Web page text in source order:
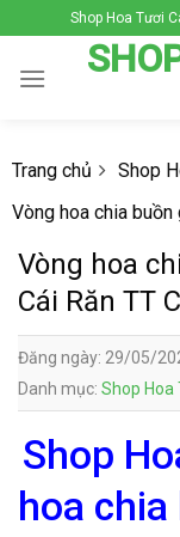
to
content
Shop Hoa Tươi
Trang chủ
Shop
Vòng hoa chia buồn
Vòng hoa
Cái Răn TT
Đăng ngày: 29/05/
Danh mục: Shop Hoa
Shop
hoa